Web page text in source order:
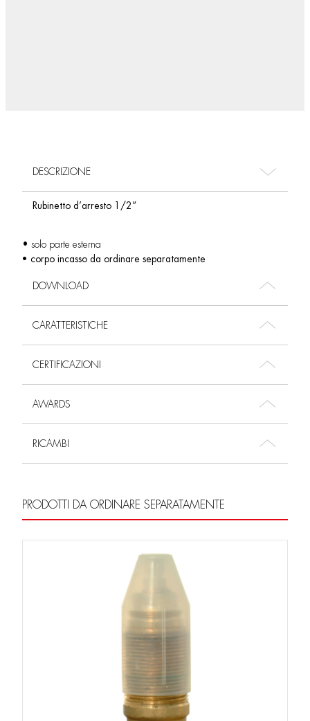
DESCRIZIONE
Rubinetto d’arresto 1/2”
• solo parte esterna
• corpo incasso da ordinare separatamente
DOWNLOAD
CARATTERISTICHE
CERTIFICAZIONI
AWARDS
RICAMBI
PRODOTTI DA ORDINARE SEPARATAMENTE